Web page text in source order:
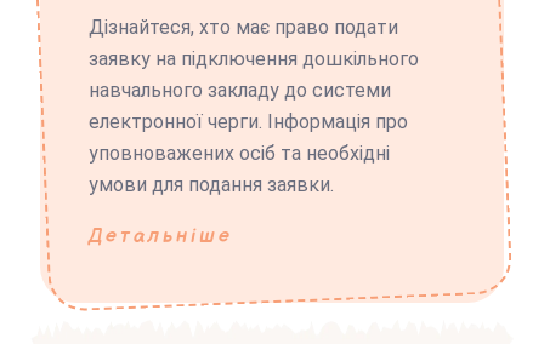
Дізнайтеся, хто має право подати
заявку на підключення дошкільного
навчального закладу до системи
електронної черги. Інформація про
уповноважених осіб та необхідні
умови для подання заявки.
Детальніше